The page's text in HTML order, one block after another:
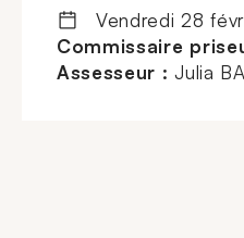
vendredi 28
Commissaire
Assesseur : Julia